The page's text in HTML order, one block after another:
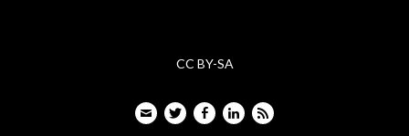
CC BY-SA
EmailTwitterFacebook
LinkedIn
Feed